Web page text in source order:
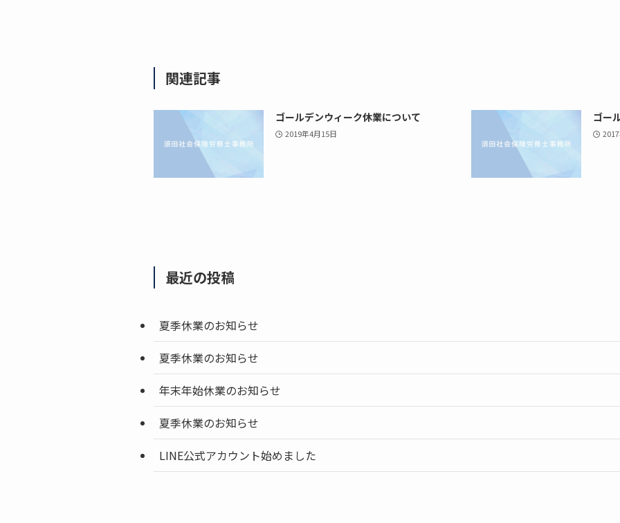
関連記事
ゴールデンウィーク休業について
2019年4月15日
ゴー
最近の投稿
夏季休業のお知らせ
夏季休業のお知らせ
年末年始休業のお知らせ
夏季休業のお知らせ
LINE公式アカウント始めました